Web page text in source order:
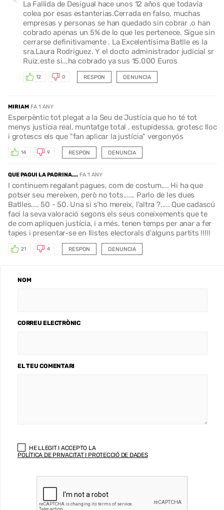
La Fallida de Desigual hace unos 12 años que todavía
colea por esas estanterias.Cerrada en falso, muchas
empresas y personas se han quedado sin cobrar ,o han
cobrado apenas un 5% de lo que les pertenece. Sigue sin
cerrarse definitivamente . La Excelentísima Batlle es la
sra.Laura Rodriguez. Y el docto administrador judicial sr
Ruiz,este si..,ha cobrado ya sus 15.000 Euros
RESPON
12 0 DENUNCIA
MIRIAM FA 1 ANY
Esperpèntic tot plegat a la Seu de Justícia que ho té tot
menys justícia real, muntatge total , estupidessa, grotesc lloc
i grotescs els que "fan aplicar la justícia" vergonyós
RESPON
14 9 DENUNCIA
QUE PAGUI LA PADRINA.... FA 1 ANY
I continuem regalant pagues, com de costum.... Hi ha que
potser seu mereixen, però no tots...... Parlo de les dues
Batlles.... 50 - 50. Una si s'ho mereix, l'altra ?..... Que cadascú
faci la seva valoració segons els seus coneixements que te
de com apliquen justícia, i a més, tenen temps per anar a fer
tapes i presentar-se en llistes electorals d'alguns partits !!!!!
RESPON
21 4 DENUNCIA
NOM
CORREU ELECTRÒNIC
EL TEU COMENTARI
HE LLEGIT I ACCEPTO LA
POLÍTICA DE PRIVACITAT I PROTECCIÓ DE DADES